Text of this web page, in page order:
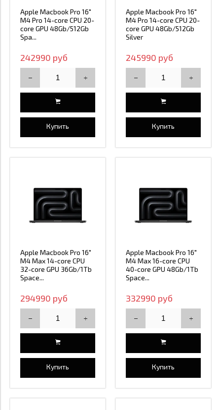
Apple Macbook Pro 16"
M4 Pro 14-core CPU 20-
core GPU 48Gb/512Gb
Spa...
242990 руб
Купить
Apple Macbook Pro 16"
M4 Pro 14-core CPU 20-
core GPU 48Gb/512Gb
Silver
245990 руб
Купить
Apple Macbook Pro 16"
M4 Max 14-core CPU
32-core GPU 36Gb/1Tb
Space...
294990 руб
Купить
Apple Macbook Pro 16"
M4 Max 16-core CPU
40-core GPU 48Gb/1Tb
Space...
332990 руб
Купить